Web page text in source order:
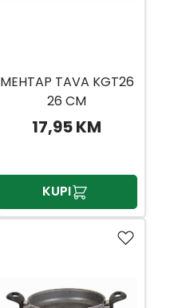
MEHTAP TAVA KGT26
26 CM
17,95 KM
KUPI